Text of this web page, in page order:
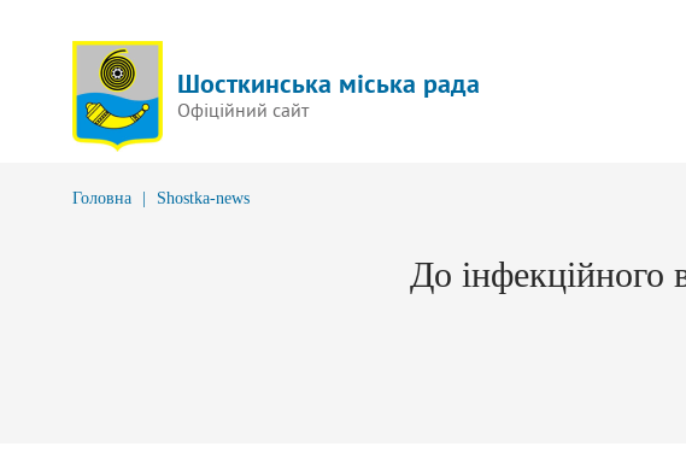
Шосткинська міська рада
Офіційний сайт
Головна Shostka-news
До інфекційного